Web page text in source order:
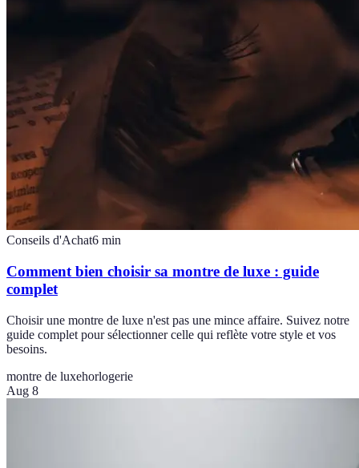
Conseils d'Achat6 min
Comment bien choisir sa montre de luxe : guide
complet
Choisir une montre de luxe n'est pas une mince affaire. Suivez notre
guide complet pour sélectionner celle qui reflète votre style et vos
besoins.
montre de luxehorlogerie
Aug 8